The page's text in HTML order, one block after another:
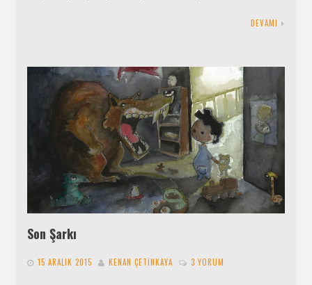
DEVAMI
Son Şarkı
15 ARALIK 2015 KENAN ÇETINKAYA 3 YORUM